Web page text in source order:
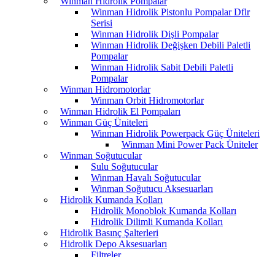
Winman Hidrolik Pistonlu Pompalar Dflr
Serisi
Winman Hidrolik Dişli Pompalar
Winman Hidrolik Değişken Debili Paletli
Pompalar
Winman Hidrolik Sabit Debili Paletli
Pompalar
Winman Hidromotorlar
Winman Orbit Hidromotorlar
Winman Hidrolik El Pompaları
Winman Güç Üniteleri
Winman Hidrolik Powerpack Güç Üniteleri
Winman Mini Power Pack Üniteler
Winman Soğutucular
Sulu Soğutucular
Winman Havalı Soğutucular
Winman Soğutucu Aksesuarları
Hidrolik Kumanda Kolları
Hidrolik Monoblok Kumanda Kolları
Hidrolik Dilimli Kumanda Kolları
Hidrolik Basınç Şalterleri
Hidrolik Depo Aksesuarları